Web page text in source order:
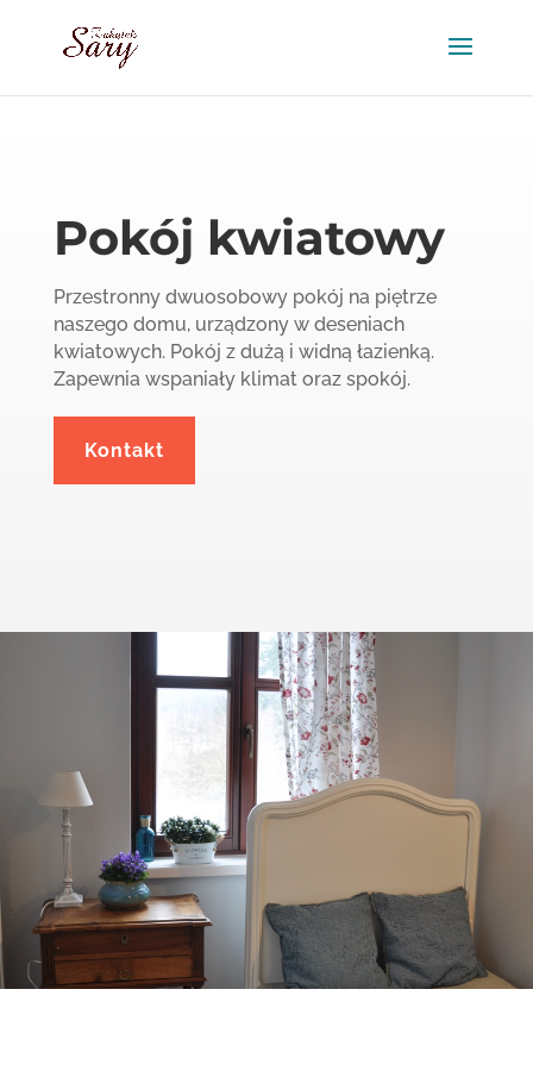
Pokój kwiatowy
Przestronny dwuosobowy pokój na piętrze
naszego domu, urządzony w deseniach
kwiatowych. Pokój z dużą i widną łazienką.
Zapewnia wspaniały klimat oraz spokój.
Kontakt